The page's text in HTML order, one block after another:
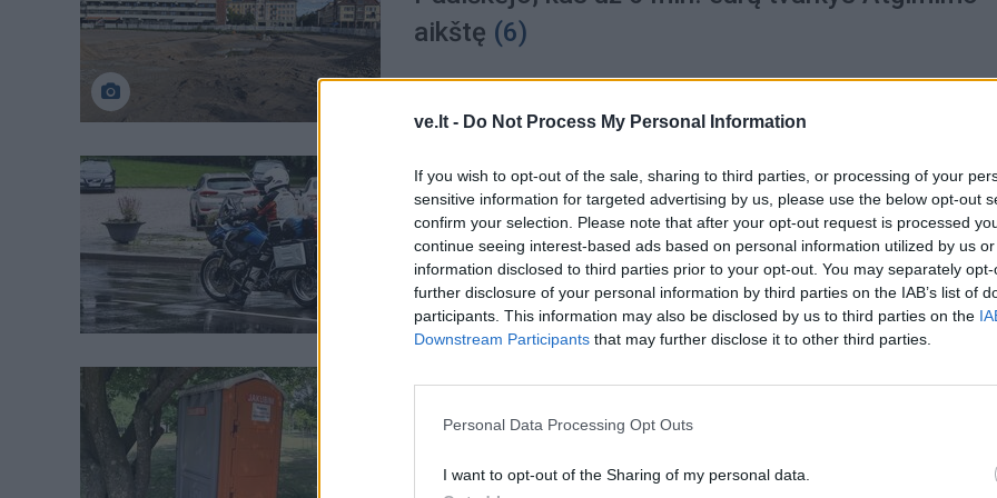
ve.lt - Do Not Process My Personal Information
If you wish to opt-out of the sale, sharing to third parties, or processing of your
sensitive information for targeted advertising by us, please use the below opt-out
confirm your selection. Please note that after your opt-out request is processed
continue seeing interest-based ads based on personal information utilized by us
information disclosed to third parties prior to your opt-out. You may separately
further disclosure of your personal information by third parties on the IAB’s list of
participants. This information may also be disclosed by us to third parties on the
Downstream Participants that may further disclose it to other third parties.
Personal Data Processing Opt Outs
I want to opt-out of the Sharing of my personal data.
aikštę (6)
Klaipėda 2026-08-
Triukšmas gatvėse neliko nepastebėtas:
įkliuvo motociklų ir automobilių vairuotojai (2)
Klaipėda 2026-08-
Skylė tualete, pasipiktinę gyventojai ir policijos